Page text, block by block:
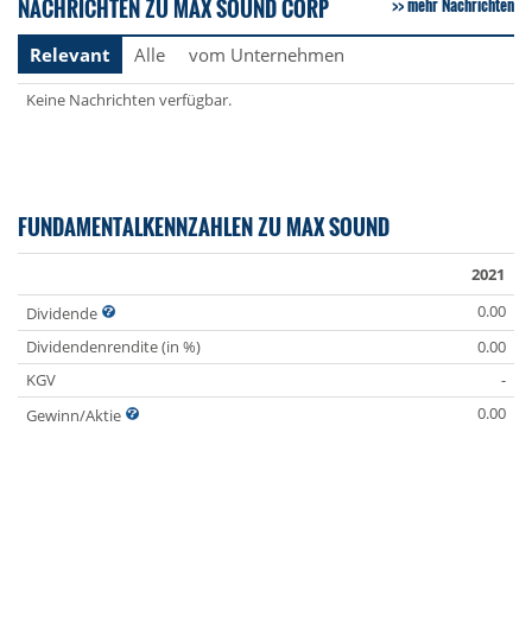
NACHRICHTEN ZU MAX SOUND CORP mehr Nachrichten
Relevant Alle vom Unternehmen
Keine Nachrichten verfügbar.
FUNDAMENTALKENNZAHLEN ZU MAX SOUND
2021
Dividende
0.00
Dividendenrendite (in %)
0.00
KGV
-
Gewinn/Aktie
0.00